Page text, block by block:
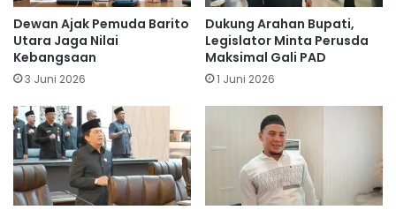
Dewan Ajak Pemuda Barito
Utara Jaga Nilai
Kebangsaan
3 Juni 2026
Dukung Arahan Bupati,
Legislator Minta Perusda
Maksimal Gali PAD
1 Juni 2026